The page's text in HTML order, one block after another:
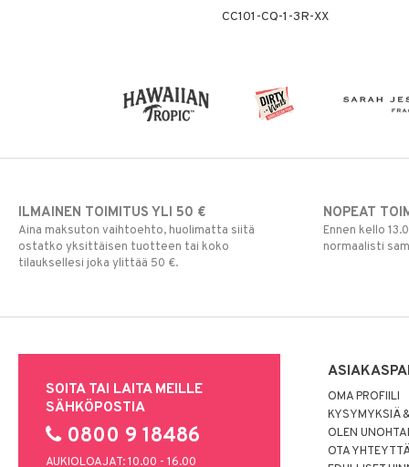
CC101-CQ-1-3R-XX
ILMAINEN TOIMITUS YLI 50 €
Aina maksuton vaihtoehto, huolimatta siitä
ostatko yksittäisen tuotteen tai koko
tilauksellesi joka ylittää 50 €.
NOPEAT
Ennen kello
normaalisti
SOITA TAI LAITA MEILLE
SÄHKÖPOSTIA
0800 9 18486
AUKIOLOAJAT: 10.00 - 16.00
OMA PROFIILI
KYSYMYKSIÄ
OLEN
OTA